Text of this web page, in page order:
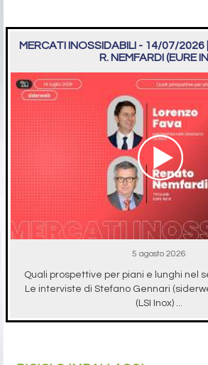
MERCATI INOSSIDABILI - 14/07/2026 |
R. NEMFARDI (EURE
5 agosto 2026
Quali prospettive per piani e lunghi nel
Le interviste di Stefano Gennari
(LSI Inox) ...